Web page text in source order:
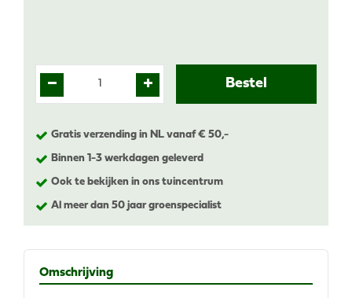
Gratis verzending in NL vanaf € 50,-
Binnen 1-3 werkdagen geleverd
Ook te bekijken in ons tuincentrum
Al meer dan 50 jaar groenspecialist
Omschrijving